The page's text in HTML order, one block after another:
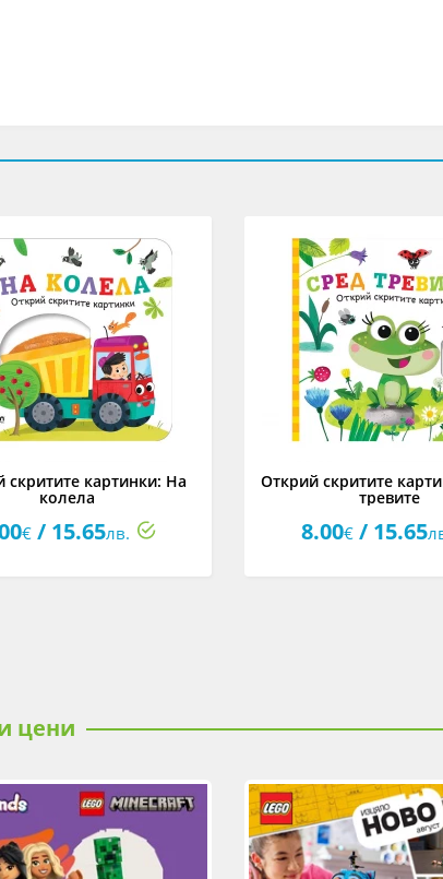
скритите картинки: На
колела
€/ 15.65лв.
Открий скритите
тревите
8.00€/ 15.65
цени